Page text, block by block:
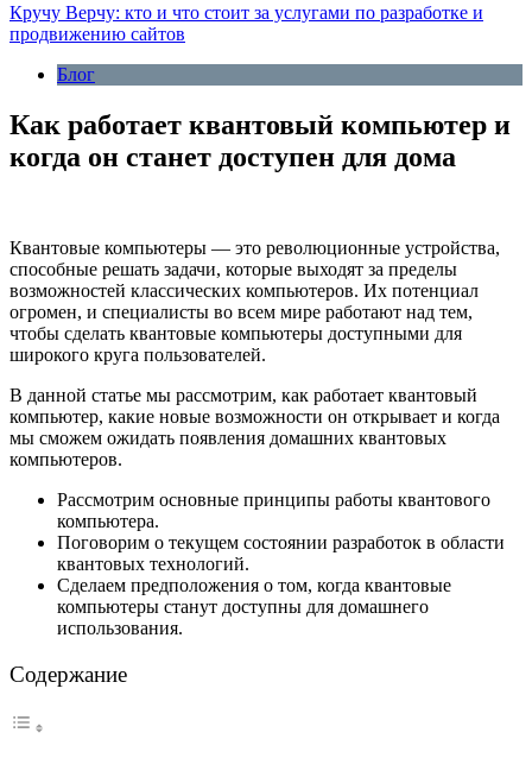
Кручу Верчу: кто и что стоит за услугами по разработке и
продвижению сайтов
Блог
Как работает квантовый компьютер и
когда он станет доступен для дома
Квантовые компьютеры — это революционные устройства,
способные решать задачи, которые выходят за пределы
возможностей классических компьютеров. Их потенциал
огромен, и специалисты во всем мире работают над тем,
чтобы сделать квантовые компьютеры доступными для
широкого круга пользователей.
В данной статье мы рассмотрим, как работает квантовый
компьютер, какие новые возможности он открывает и когда
мы сможем ожидать появления домашних квантовых
компьютеров.
Рассмотрим основные принципы работы квантового
компьютера.
Поговорим о текущем состоянии разработок в области
квантовых технологий.
Сделаем предположения о том, когда квантовые
компьютеры станут доступны для домашнего
использования.
Содержание